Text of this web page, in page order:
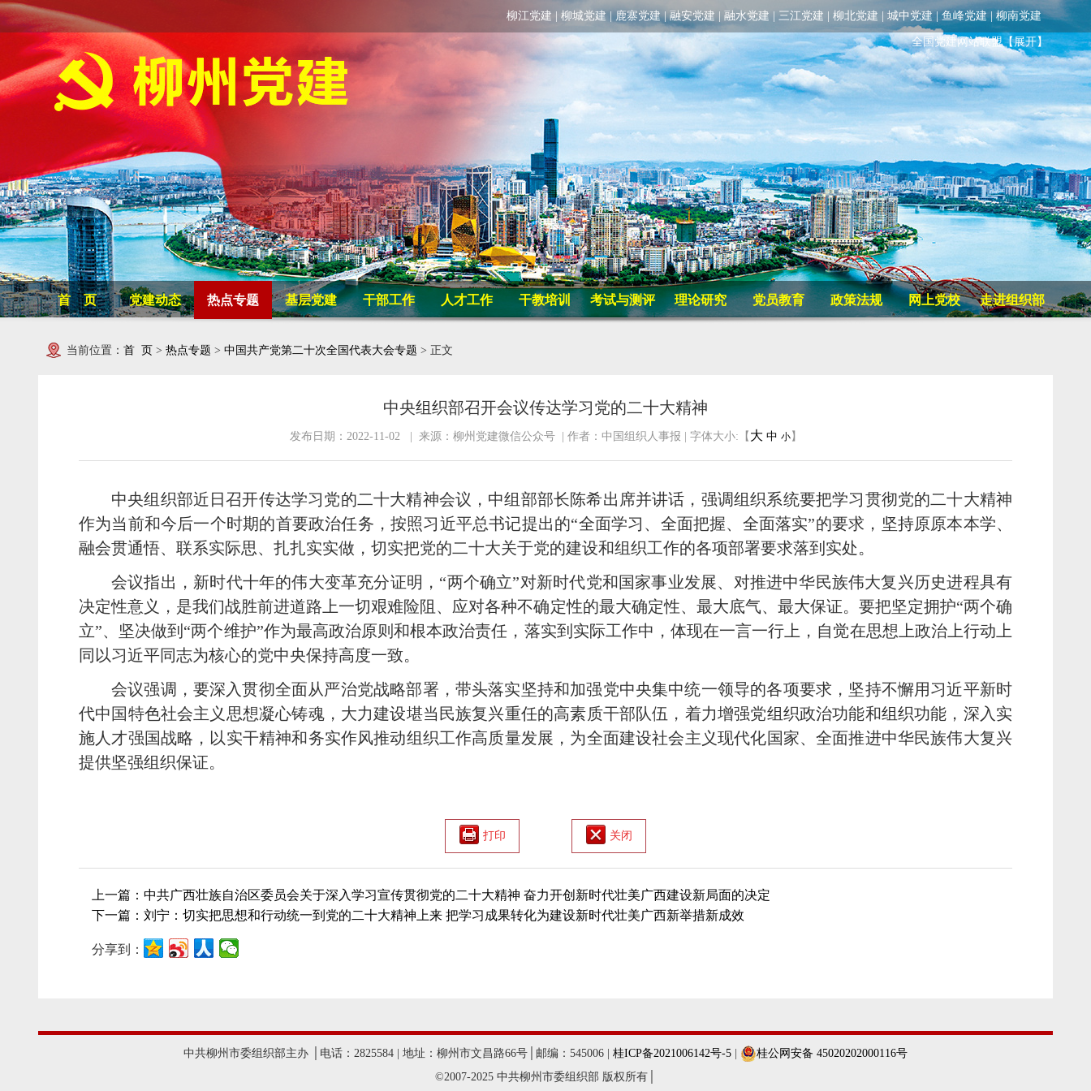
柳江党建 柳城党建 鹿寨党建 | 融安党建 融水党建 三江党建 柳北党建 城中党建 | 鱼峰党建 | 柳南党建
全国党建网站联盟【展开】
首 页 党建动态 热点专题 基层党建 干部工作 人才工作 干教培训 考试与测评 理论研究 党员教育 政策法规 网上党校 走进组织部
当前位置： 首 页 > 热点专题 > 中国共产党第二十次全国代表大会专题 > 正文
中央组织部召开会议传达学习党的二十大精神
发布日期：2022-11-02 | 来源：柳州党建微信公众号 | 作者：中国组织人事报 | 字体大小:【 大 中 小】
中央组织部近日召开传达学习党的二十大精神会议，中组部部长陈希出席并讲话，强调组织系统要把学习贯彻党的二十大精神
作为当前和今后一个时期的首要政治任务，按照习近平总书记提出的“全面学习、全面把握、全面落实”的要求，坚持原原本本学、
融会贯通悟、联系实际思、扎扎实实做，切实把党的二十大关于党的建设和组织工作的各项部署要求落到实处。
会议指出，新时代十年的伟大变革充分证明，“两个确立”对新时代党和国家事业发展、对推进中华民族伟大复兴历史进程具有
决定性意义，是我们战胜前进道路上一切艰难险阻、应对各种不确定性的最大确定性、最大底气、最大保证。要把坚定拥护“两个确
立”、坚决做到“两个维护”作为最高政治原则和根本政治责任，落实到实际工作中，体现在一言一行上，自觉在思想上政治上行动上
同以习近平同志为核心的党中央保持高度一致。
会议强调，要深入贯彻全面从严治党战略部署，带头落实坚持和加强党中央集中统一领导的各项要求，坚持不懈用习近平新时
代中国特色社会主义思想凝心铸魂，大力建设堪当民族复兴重任的高素质干部队伍，着力增强党组织政治功能和组织功能，深入实
施人才强国战略，以实干精神和务实作风推动组织工作高质量发展，为全面建设社会主义现代化国家、全面推进中华民族伟大复兴
提供坚强组织保证。
打印 关闭
上一篇：中共广西壮族自治区委员会关于深入学习宣传贯彻党的二十大精神 奋力开创新时代壮美广西建设新局面的决定
下一篇：刘宁：切实把思想和行动统一到党的二十大精神上来 把学习成果转化为建设新时代壮美广西新举措新成效
分享到：
中共柳州市委组织部主办 │电话：2825584 | 地址：柳州市文昌路66号│邮编：545006 | 桂ICP备2021006142号-5
桂公网安备 45020202000116号
©2007-2025 中共柳州市委组织部 版权所有│